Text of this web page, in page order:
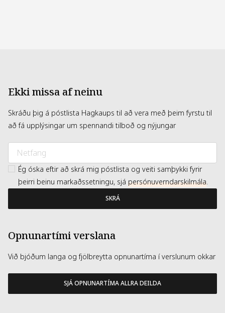
Ekki missa af neinu
Skráðu þig á póstlista Hagkaups til að vera með þeim fyrstu til
að fá upplýsingar um spennandi tilboð og nýjungar
Ég óska eftir að skrá mig póstlista og veiti samþykki fyrir
þeirri beinu markaðssetningu, sjá persónuverndarskilmála.
SKRÁ
Opnunartími verslana
Við bjóðum langa og fjölbreytta opnunartíma í verslunum okkar
SJÁ OPNUNARTÍMA ALLRA DEILDA